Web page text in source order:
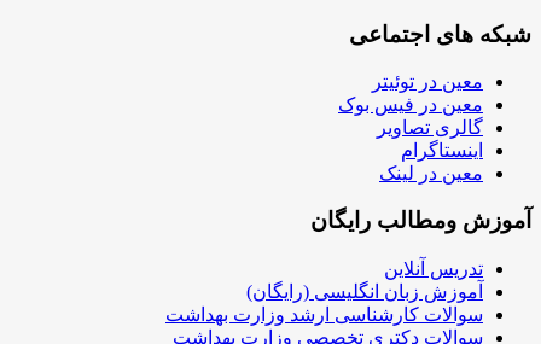
شبکه های اجتماعی
معین در توئیتر
معین در فیس بوک
گالری تصاویر
اینستاگرام
معین در لینک
آموزش ومطالب رایگان
تدریس آنلاین
آموزش زبان انگلیسی (رایگان)
سوالات کارشناسی ارشد وزارت بهداشت
سوالات دکتری تخصصی وزارت بهداشت